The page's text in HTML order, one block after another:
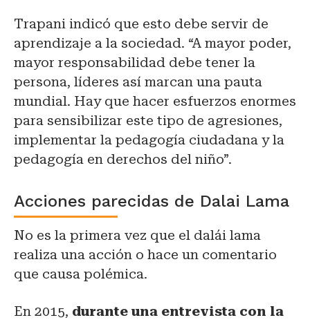
Trapani indicó que esto debe servir de
aprendizaje a la sociedad. “A mayor poder,
mayor responsabilidad debe tener la
persona, líderes así marcan una pauta
mundial. Hay que hacer esfuerzos enormes
para sensibilizar este tipo de agresiones,
implementar la pedagogía ciudadana y la
pedagogía en derechos del niño”.
Acciones parecidas de Dalai Lama
No es la primera vez que el dalái lama
realiza una acción o hace un comentario
que causa polémica.
En 2015, durante una entrevista con la